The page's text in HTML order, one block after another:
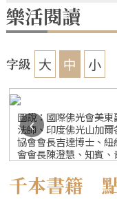
樂活閱讀
字級 大 中 小
圖說：國際佛光會美
法師、印度佛光山加
協會會長吉達博士、
會會長陳澄慧、知賓
‹
千本書籍